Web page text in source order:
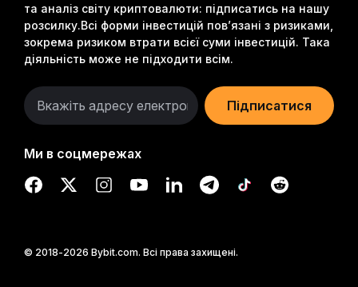
та аналіз світу криптовалюти: підписатись на нашу
розсилку.Всі форми інвестицій пов’язані з ризиками,
зокрема ризиком втрати всієї суми інвестицій. Така
діяльність може не підходити всім.
Підписатися
Ми в соцмережах
© 2018-2026 Bybit.com. Всі права захищені.